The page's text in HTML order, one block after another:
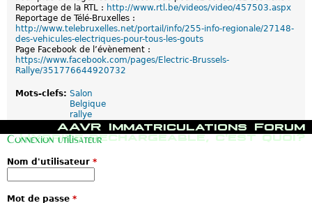
Reportage de la RTL : http://www.rtl.be/videos/video/457503.aspx
Reportage de Télé-Bruxelles :
http://www.telebruxelles.net/portail/info/255-info-regionale/27148-
des-vehicules-electriques-pour-tous-les-gouts
Page Facebook de l’évènement :
https://www.facebook.com/pages/Electric-Brussels-
Rallye/351776644920732
Mots-clefs: Salon
Belgique
rallye
M
e
p
Forum
Immatriculations
AAVR
Hybride rechargeable, c'est quoi?
Connexion utilisateur
Nom d'utilisateur *
Mot de passe *